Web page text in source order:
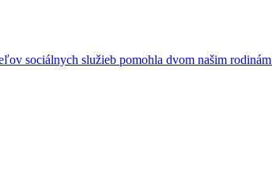
sociálnych služieb pomohla dvom našim rodinám